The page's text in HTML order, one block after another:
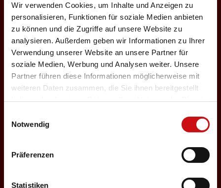
Wir verwenden Cookies, um Inhalte und Anzeigen zu
personalisieren, Funktionen für soziale Medien anbieten
zu können und die Zugriffe auf unsere Website zu
analysieren. Außerdem geben wir Informationen zu Ihrer
Verwendung unserer Website an unsere Partner für
soziale Medien, Werbung und Analysen weiter. Unsere
Partner führen diese Informationen möglicherweise mit
weiteren Daten zusammen, die Sie ihnen bereitgestellt
Notwendig
Präferenzen
Statistiken
03.12.2026
Donnerstag, 19:30 Uhr
Einlass: 18:00
ABENDPROGRAMM
Deppenkaiser
Samstag, 18:00 Uhr
ABENDPROGRAMM